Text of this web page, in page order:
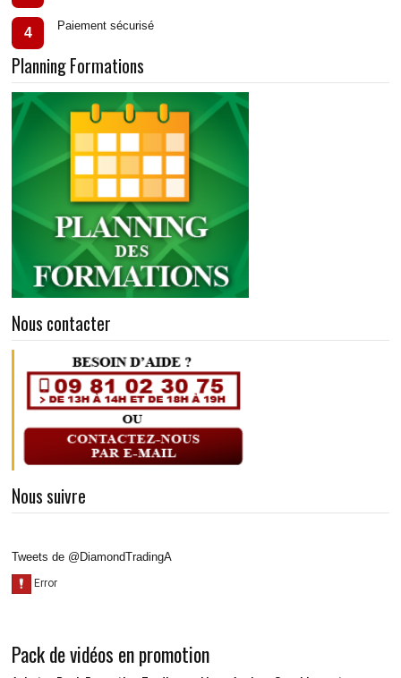
4 Paiement sécurisé
Planning Formations
Nous contacter
Nous suivre
Tweets de @DiamondTradingA
Pack de vidéos en promotion